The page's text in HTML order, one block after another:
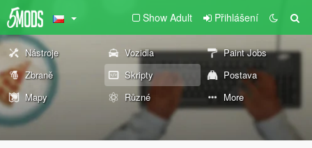
Show Adult Přihlášení
Nástroje Vozidla
Paint Jobs
Zbraně
Skripty
Postava
Mapy
Různé More